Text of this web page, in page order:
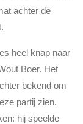
achter de
heel knap naar
Boer. Het
bekend om
partij zien.
hij speelde